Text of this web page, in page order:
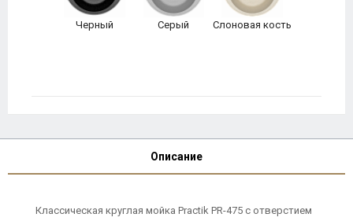
Черный Серый Слоновая кость
Описание
Классическая круглая мойка Practik PR-475 с отверстием